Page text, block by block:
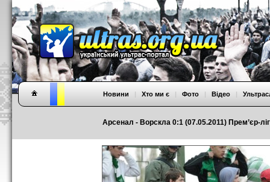
Арсенал - Ворскла 0:1 (07.05.2011) Прем’єр-
Новини | Хто ми є | Фото | Відео |